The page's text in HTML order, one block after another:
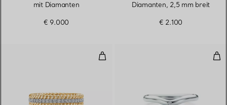
mit Diamanten
€ 9.000
Diamanten, 2,5 mm breit
€ 2.100
Zweireihiger Ring in Gelbgold